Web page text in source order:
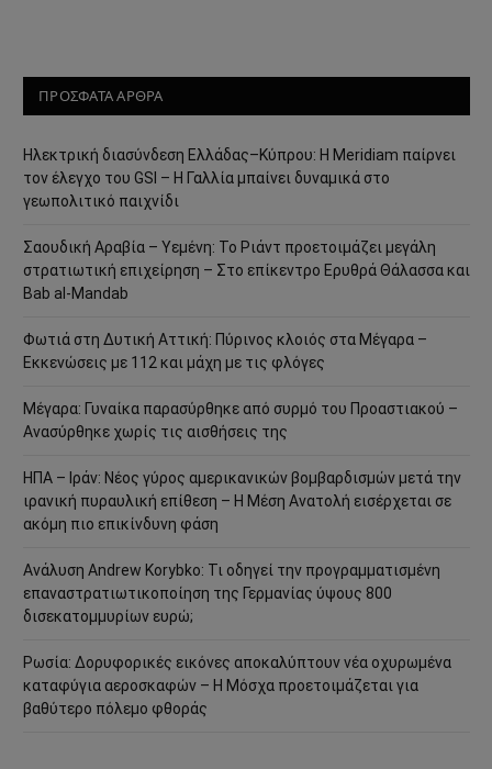
ΠΡΟΣΦΑΤΑ ΑΡΘΡΑ
Ηλεκτρική διασύνδεση Ελλάδας–Κύπρου: Η Meridiam παίρνει
τον έλεγχο του GSI – Η Γαλλία μπαίνει δυναμικά στο
γεωπολιτικό παιχνίδι
Σαουδική Αραβία – Υεμένη: Το Ριάντ προετοιμάζει μεγάλη
στρατιωτική επιχείρηση – Στο επίκεντρο Ερυθρά Θάλασσα και
Bab al-Mandab
Φωτιά στη Δυτική Αττική: Πύρινος κλοιός στα Μέγαρα –
Εκκενώσεις με 112 και μάχη με τις φλόγες
Μέγαρα: Γυναίκα παρασύρθηκε από συρμό του Προαστιακού –
Ανασύρθηκε χωρίς τις αισθήσεις της
ΗΠΑ – Ιράν: Νέος γύρος αμερικανικών βομβαρδισμών μετά την
ιρανική πυραυλική επίθεση – Η Μέση Ανατολή εισέρχεται σε
ακόμη πιο επικίνδυνη φάση
Ανάλυση Andrew Korybko: Τι οδηγεί την προγραμματισμένη
επαναστρατιωτικοποίηση της Γερμανίας ύψους 800
δισεκατομμυρίων ευρώ;
Ρωσία: Δορυφορικές εικόνες αποκαλύπτουν νέα οχυρωμένα
καταφύγια αεροσκαφών – Η Μόσχα προετοιμάζεται για
βαθύτερο πόλεμο φθοράς